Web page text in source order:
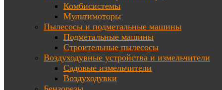
Комбисистемы
Мультимоторы
Пылесосы и подметальные машины
Подметальные машины
Строительные пылесосы
Воздуходувные устройства и измельчители
Садовые измельчители
Воздуходувки